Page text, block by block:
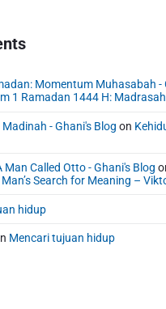
Momentum Muhasabah -
1 Ramadan 1444 H:
- Ghani's Blog on
Called Otto - Ghani's Blog
Search for Meaning –
hidup
Mencari tujuan hidup